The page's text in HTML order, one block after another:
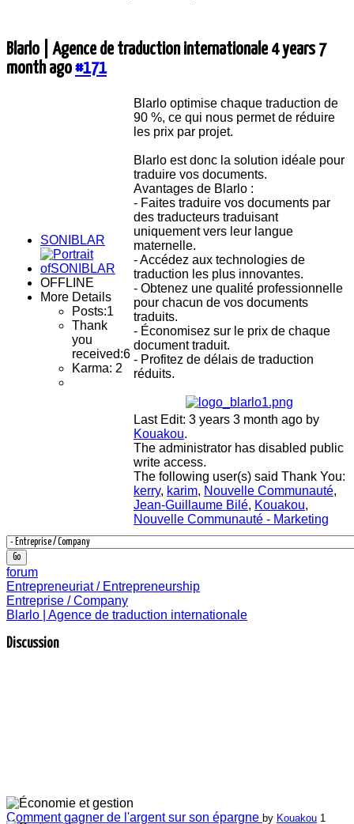
Blarlo | Agence de traduction internationale4 years 7
month ago#171
SONIBLAR
OFFLINE
More Details
Posts:1
Thank
you
received:6
Karma: 2
Blarlo optimise chaque traduction de
90 %, ce qui nous permet de réduire
les prix par projet.
Blarlo est donc la solution idéale pour
traduire vos documents.
Avantages de Blarlo :
- Faites traduire vos documents par
des traducteurs traduisant
uniquement vers leur langue
maternelle.
- Accédez aux technologies de
traduction les plus innovantes.
- Obtenez une qualité professionnelle
pour chacun de vos documents
traduits.
- Économisez sur le prix de chaque
document traduit.
- Profitez de délais de traduction
réduits.
Last Edit: 3 years 3 month ago by
Kouakou.
The administrator has disabled public
write access.
The following user(s) said Thank You:
kerry, karim, Nouvelle Communauté,
Jean-Guillaume Bilé, Kouakou,
Nouvelle Communauté - Marketing
forum
Entrepreneuriat / Entrepreneurship
Entreprise / Company
Blarlo | Agence de traduction internationale
Discussion
Comment gagner de l'argent sur son épargne by Kouakou 1